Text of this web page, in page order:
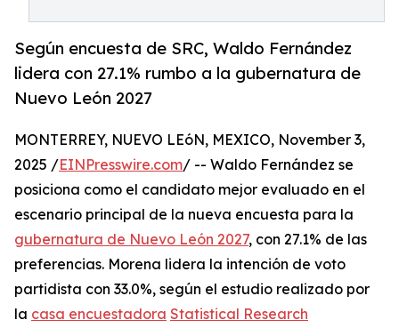
Según encuesta de SRC, Waldo Fernández
lidera con 27.1% rumbo a la gubernatura de
Nuevo León 2027
MONTERREY, NUEVO LEóN, MEXICO, November 3,
2025 /EINPresswire.com/ -- Waldo Fernández se
posiciona como el candidato mejor evaluado en el
escenario principal de la nueva encuesta para la
gubernatura de Nuevo León 2027, con 27.1% de las
preferencias. Morena lidera la intención de voto
partidista con 33.0%, según el estudio realizado por
la casa encuestadora Statistical Research